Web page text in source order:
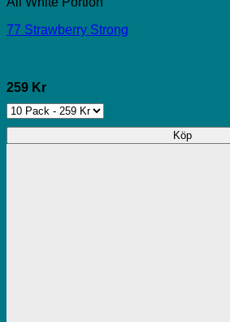
77 Strawberry Strong
259 Kr
Köp